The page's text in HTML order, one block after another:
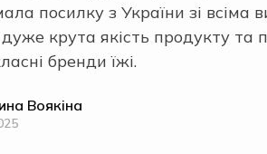
посилку з України зі
крута якість продукту
бренди їжі.
Воякіна